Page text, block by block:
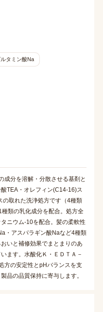
ルタミン酸Na
成分を溶解・分散させる基剤と
TEA・オレフィン(C14-16)ス
の取れた洗浄処方です（4種類
類の乳化成分を配合。処方全
ニウム-10を配合。髪の柔軟性
・アスパラギン酸Naなど4種類
いと補修効果でまとまりのあ
ます。水酸化Ｋ・ＥＤＴＡ－
方の安定性とpHバランスを支
品の品質保持に寄与します。